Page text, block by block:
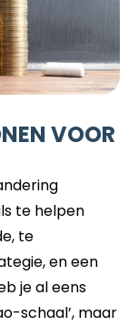
VOOR
te helpen
te
en een
je al eens
schaal’, maar